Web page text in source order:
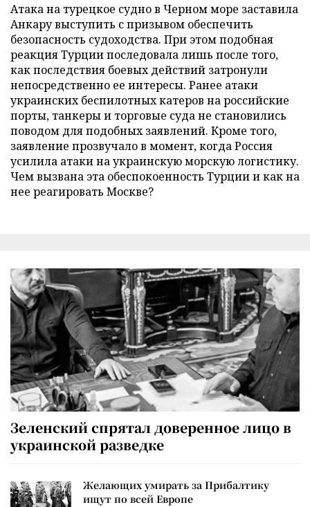
Атака на турецкое судно в Черном море заставила
Анкару выступить с призывом обеспечить
безопасность судоходства. При этом подобная
реакция Турции последовала лишь после того,
как последствия боевых действий затронули
непосредственно ее интересы. Ранее атаки
украинских беспилотных катеров на российские
порты, танкеры и торговые суда не становились
поводом для подобных заявлений. Кроме того,
заявление прозвучало в момент, когда Россия
усилила атаки на украинскую морскую логистику.
Чем вызвана эта обеспокоенность Турции и как на
нее реагировать Москве?
Зеленский спрятал доверенное лицо в
украинской разведке
Желающих умирать за Прибалтику
ищут по всей Европе